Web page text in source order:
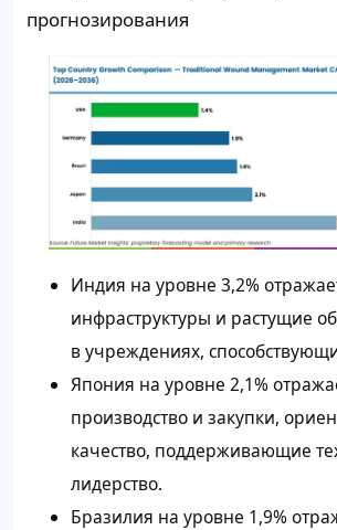
прогнозирования
Индия на уровне 3,2%
инфраструктуры и растущие
в учреждениях,
Япония на уровне 2,1%
производство и закупки,
качество, поддерживающие
лидерство.
Бразилия на уровне 1,9%